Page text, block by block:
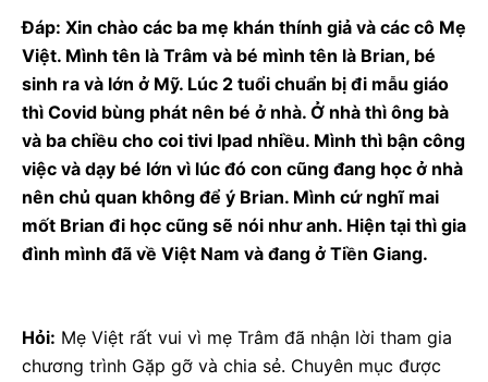
Đáp: Xin chào các ba mẹ khán thính giả và các cô Mẹ
Việt. Mình tên là Trâm và bé mình tên là Brian, bé
sinh ra và lớn ở Mỹ. Lúc 2 tuổi chuẩn bị đi mẫu giáo
thì Covid bùng phát nên bé ở nhà. Ở nhà thì ông bà
và ba chiều cho coi tivi Ipad nhiều. Mình thì bận công
việc và dạy bé lớn vì lúc đó con cũng đang học ở nhà
nên chủ quan không để ý Brian. Mình cứ nghĩ mai
mốt Brian đi học cũng sẽ nói như anh. Hiện tại thì gia
đình mình đã về Việt Nam và đang ở Tiền Giang.
Hỏi: Mẹ Việt rất vui vì mẹ Trâm đã nhận lời tham gia
chương trình Gặp gỡ và chia sẻ. Chuyên mục được